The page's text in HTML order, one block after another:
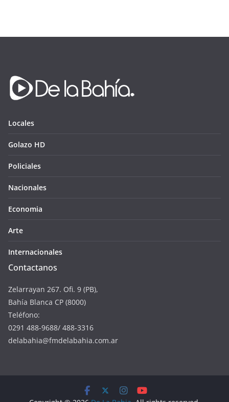
Locales
Golazo HD
Policiales
Nacionales
Economia
Arte
Internacionales
Contactanos
Zelarrayan 267. Ofi. 9 (PB),
Bahía Blanca CP (8000)
Teléfono:
0291 488-9688/ 488-3316
delabahia@fmdelabahia.com.ar